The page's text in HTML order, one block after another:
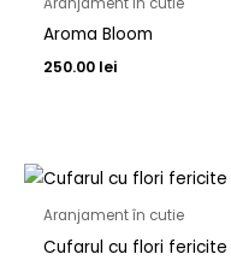
Aroma Bloom
250.00 lei
Aranjament în cutie
Cufarul cu flori fericite